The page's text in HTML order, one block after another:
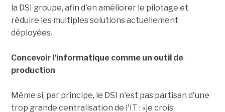
la DSI groupe, afin d'en améliorer le pilotage et
réduire les multiples solutions actuellement
déployées.
Concevoir l'informatique comme un outil de
production
Même si, par principe, le DSI n'est pas partisan d'une
trop grande centralisation de l'IT : «je crois